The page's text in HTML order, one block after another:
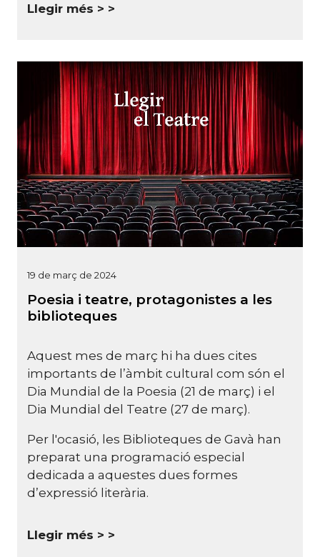
Llegir més >
19 de març de 2024
Poesia i teatre, protagonistes a les
biblioteques
Aquest mes de març hi ha dues cites
importants de l’àmbit cultural com són el
Dia Mundial de la Poesia (21 de març) i el
Dia Mundial del Teatre (27 de març).
Per l'ocasió, les Biblioteques de Gavà han
preparat una programació especial
dedicada a aquestes dues formes
d’expressió literària.
Llegir més >